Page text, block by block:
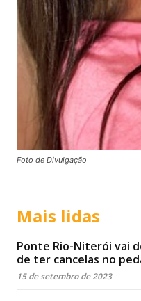
Foto de Divulgação
Mais lidas
Ponte Rio-Niterói vai
de ter cancelas no
15 de setembro de 2023